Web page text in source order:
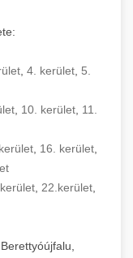
4. kerület 5.
, 10. kerület, 11.
16. kerület
22.kerület